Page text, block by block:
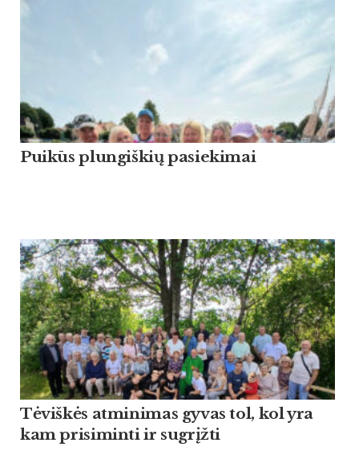
Puikūs plungiškių pasiekimai
Tėviškės atminimas gyvas tol, kol yra
kam prisiminti ir sugrįžti